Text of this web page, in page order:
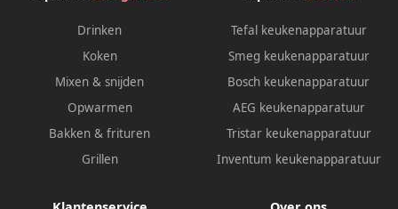
Drinken
Koken
Mixen & snijden
Opwarmen
Bakken & frituren
Grillen
Tefal keukenapparatuur
Smeg keukenapparatuur
Bosch keukenapparatuur
AEG keukenapparatuur
Tristar keukenapparatuur
Inventum keukenapparatuur